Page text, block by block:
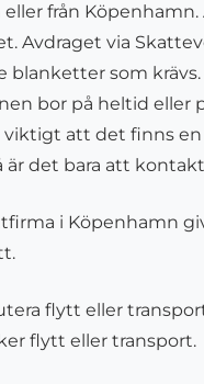
från
Avdraget via
blanketter som
bor på heltid eller
viktigt att det finns
är det bara att
i Köpenhamn
flytt eller
flytt eller transport.